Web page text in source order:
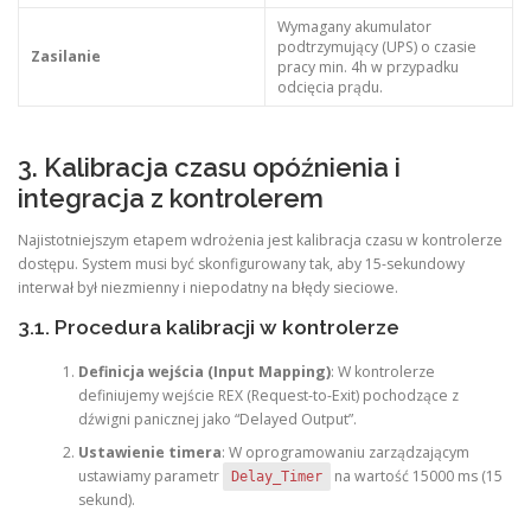
Zasilanie
Wymagany akumulator
podtrzymujący (UPS) o czasie
pracy min. 4h w przypadku
odcięcia prądu.
3. Kalibracja czasu opóźnienia i
integracja z kontrolerem
Najistotniejszym etapem wdrożenia jest kalibracja czasu w kontrolerze
dostępu. System musi być skonfigurowany tak, aby 15-sekundowy
interwał był niezmienny i niepodatny na błędy sieciowe.
3.1. Procedura kalibracji w kontrolerze
Definicja wejścia (Input Mapping): W kontrolerze
definiujemy wejście REX (Request-to-Exit) pochodzące z
dźwigni panicznej jako “Delayed Output”.
Ustawienie timera: W oprogramowaniu zarządzającym
ustawiamy parametr
Delay_Timer
na wartość 15000 ms (15
sekund).